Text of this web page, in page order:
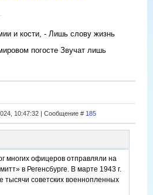
и кости, - Лишь слову жизнь
погосте Звучат лишь
10:47:32 | Сообщение # 185
многих офицеров отправляли на
в Регенсбурге. В марте 1943 г.
тысячи советских военнопленных